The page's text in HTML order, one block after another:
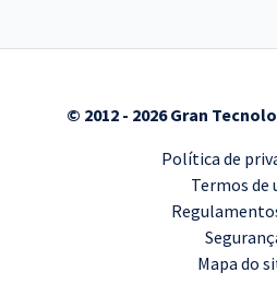
© 2012 - 2026 Gran
Política de
Termos de
Mapa do